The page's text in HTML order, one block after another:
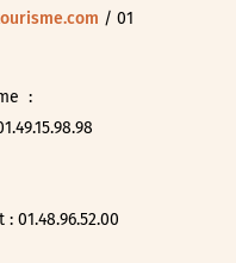
/ 01
:
01.48.96.52.00